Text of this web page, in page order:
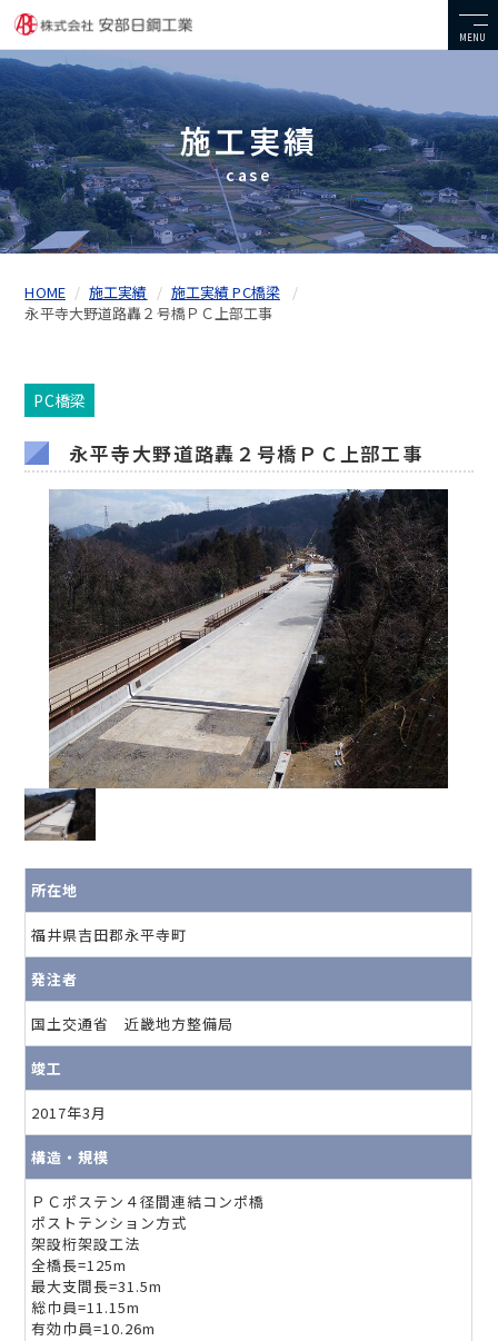
MENU
施工実績
case
HOME 施工実績
施工実績 PC橋梁
永平寺大野道路轟２号橋ＰＣ上部工事
PC橋梁
永平寺大野道路轟２号橋ＰＣ上部工事
所在地
福井県吉田郡永平寺町
発注者
国土交通省 近畿地方整備局
竣工
2017年3月
構造・規模
ＰＣポステン４径間連結コンポ橋
ポストテンション方式
架設桁架設工法
全橋長=125m
最大支間長=31.5m
総巾員=11.15m
有効巾員=10.26m